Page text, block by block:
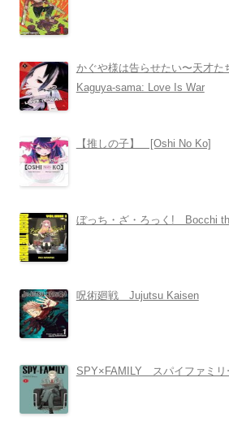
かぐや様は告らせたい〜天才
Kaguya-sama: Love Is War
【推しの子】 [Oshi No Ko]
ぼっち・ざ・ろっく! Bocchi
呪術廻戦 Jujutsu Kaisen
SPY×FAMILY スパイファミリ